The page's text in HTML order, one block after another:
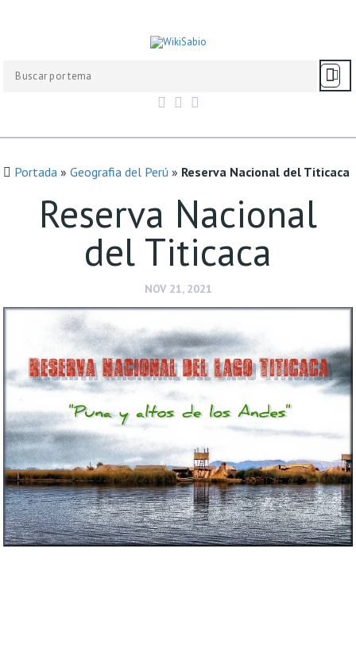
Portada »Geografia del Perú » Reserva Nacional del Titicaca
Reserva Nacional
del Titicaca
NOV 21, 2021